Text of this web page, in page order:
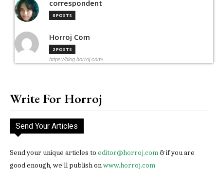
correspondent
0 POSTS
Horroj Com
2 POSTS
https://blog.horroj.com/
Write For Horroj
Send Your Articles
Send your unique articles to editor@horroj.com& if you are
good enough, we'll publish onwww.horroj.com